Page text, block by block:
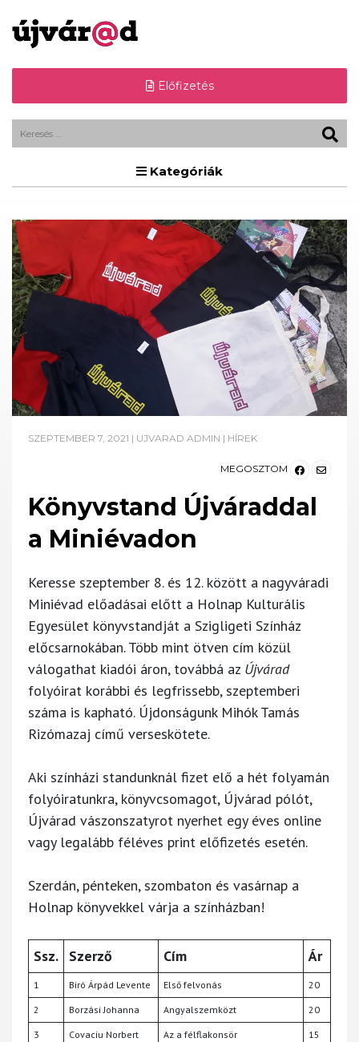
Előfizetés
Kategóriák
SZEPTEMBER 7, 2021 | UJVARAD ADMIN | HÍREK
MEGOSZTOM
Könyvstand Újváraddal
a Miniévadon
Keresse szeptember 8. és 12. között a nagyváradi
Miniévad előadásai előtt a Holnap Kulturális
Egyesület könyvstandját a Szigligeti Színház
előcsarnokában. Több mint ötven cím közül
válogathat kiadói áron, továbbá az Újvárad
folyóirat korábbi és legfrissebb, szeptemberi
száma is kapható. Újdonságunk Mihók Tamás
Rizómazaj című verseskötete.
Aki színházi standunknál fizet elő a hét folyamán
folyóiratunkra, könyvcsomagot, Újvárad pólót,
Újvárad vászonszatyrot nyerhet egy éves online
vagy legalább féléves print előfizetés esetén.
Szerdán, pénteken, szombaton és vasárnap a
Holnap könyvekkel várja a színházban!
Ssz. Szerző Cím Ár
1 Biró Árpád Levente Első felvonás 20
2 Borzási Johanna Angyalszemközt 20
3 Covaciu Norbert Az a félflakonsör 15